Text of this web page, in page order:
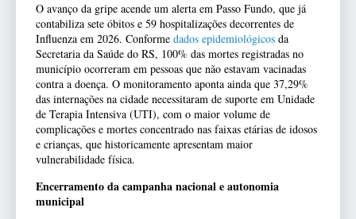
O avanço da gripe acende um alerta em Passo Fundo, que já
contabiliza sete óbitos e 59 hospitalizações decorrentes de
Influenza em 2026. Conforme dados epidemiológicos da
Secretaria da Saúde do RS, 100% das mortes registradas no
município ocorreram em pessoas que não estavam vacinadas
contra a doença. O monitoramento aponta ainda que 37,29%
das internações na cidade necessitaram de suporte em Unidade
de Terapia Intensiva (UTI), com o maior volume de
complicações e mortes concentrado nas faixas etárias de idosos
e crianças, que historicamente apresentam maior
vulnerabilidade física.
Encerramento da campanha nacional e autonomia
municipal